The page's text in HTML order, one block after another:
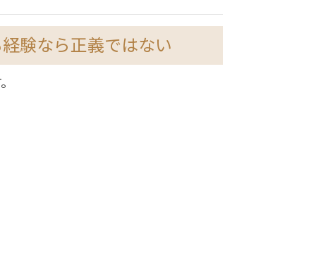
験なら正義ではない